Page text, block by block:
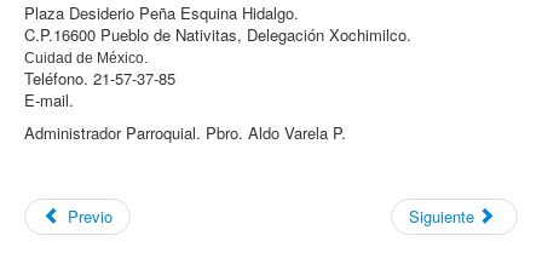
Plaza Desiderio Peña Esquina Hidalgo.
C.P.16600 Pueblo de Nativitas, Delegación Xochimilco.
Cuidad de México.
Teléfono. 21-57-37-85
E-mail.
Administrador Parroquial. Pbro. Aldo Varela P.
Previo Siguiente